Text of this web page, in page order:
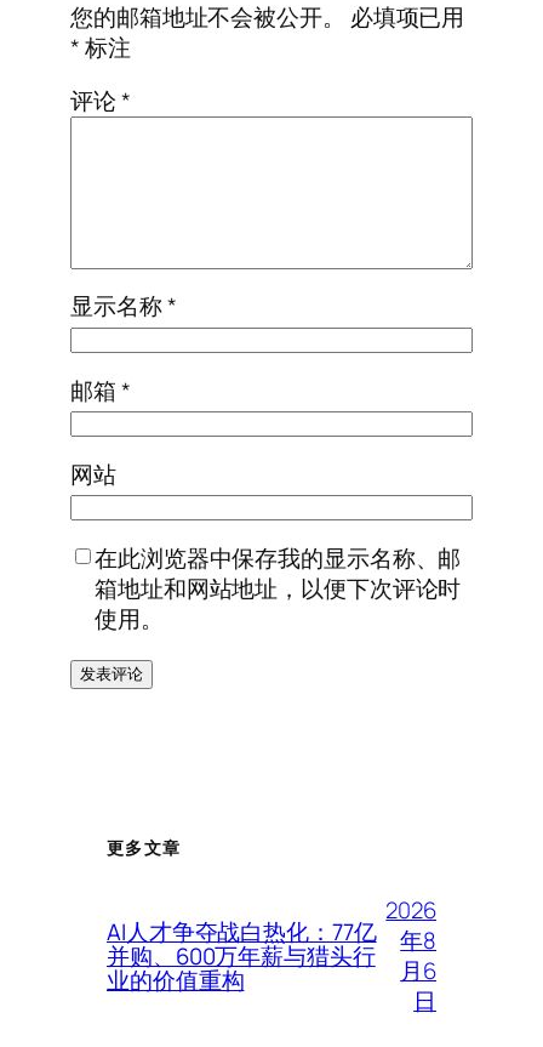
您的邮箱地址不会被公开。
必填项已用
*标注
评论*
显示名称*
邮箱*
网站
在此浏览器中保存我的显示名称、邮
箱地址和网站地址，以便下次评论时
使用。
更多文章
AI人才争夺战白热化：77亿
并购、600万年薪与猎头行
业的价值重构
2026
年8
月6
日